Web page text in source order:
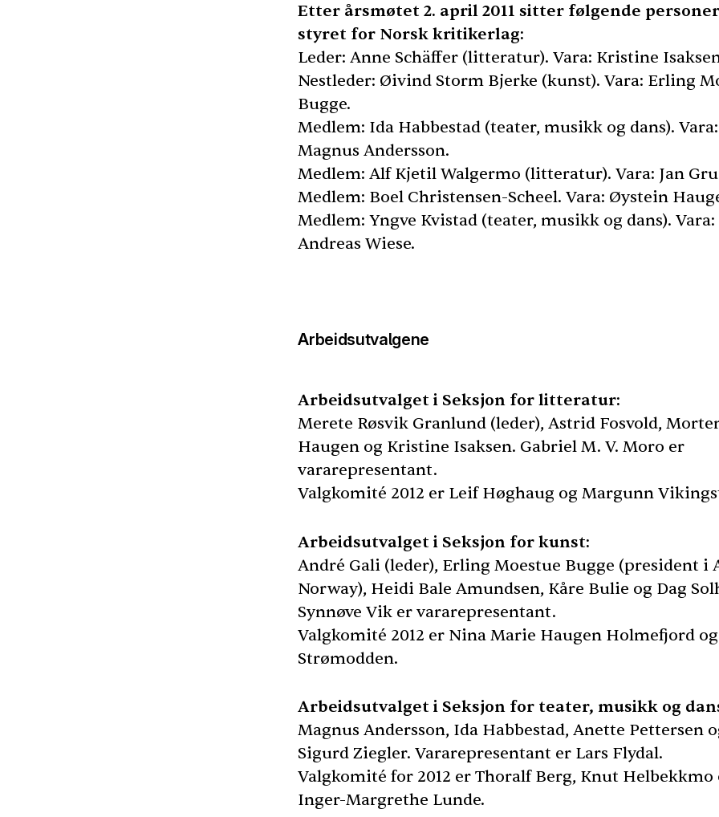
Etter årsmøtet 2. april 2011 sitter følgende
styret for Norsk kritikerlag:
Leder: Anne Schäffer (litteratur). Vara: Kristine
Nestleder: Øivind Storm Bjerke (kunst). Vara: Erling
Bugge.
Medlem: Ida Habbestad (teater, musikk og dans). Vara:
Magnus Andersson.
Medlem: Alf Kjetil Walgermo (litteratur). Vara: Jan
Medlem: Boel Christensen-Scheel. Vara: Øystein
Medlem: Yngve Kvistad (teater, musikk og dans). Vara:
Andreas Wiese.
Arbeidsutvalgene
Arbeidsutvalget i Seksjon for litteratur:
Merete Røsvik Granlund (leder), Astrid Fosvold,
Haugen og Kristine Isaksen. Gabriel M. V. Moro er
vararepresentant.
Valgkomité 2012 er Leif Høghaug og Margunn
Arbeidsutvalget i Seksjon for kunst:
André Gali (leder), Erling Moestue Bugge (president i
Norway), Heidi Bale Amundsen, Kåre Bulie og Dag
Synnøve Vik er vararepresentant.
Valgkomité 2012 er Nina Marie Haugen Holmefjord
Strømodden.
Arbeidsutvalget i Seksjon for teater, musikk og
Magnus Andersson, Ida Habbestad, Anette Pettersen
Sigurd Ziegler. Vararepresentant er Lars Flydal.
Valgkomité for 2012 er Thoralf Berg, Knut Helbekkmo
Inger-Margrethe Lunde.